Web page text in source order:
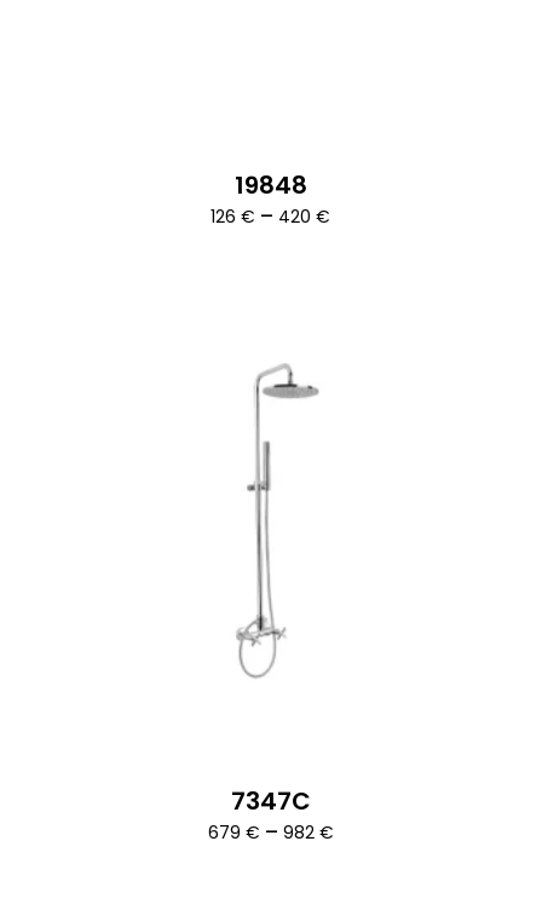
19848
126€ – 420€
7347C
679 € – 982 €Ártartomány: